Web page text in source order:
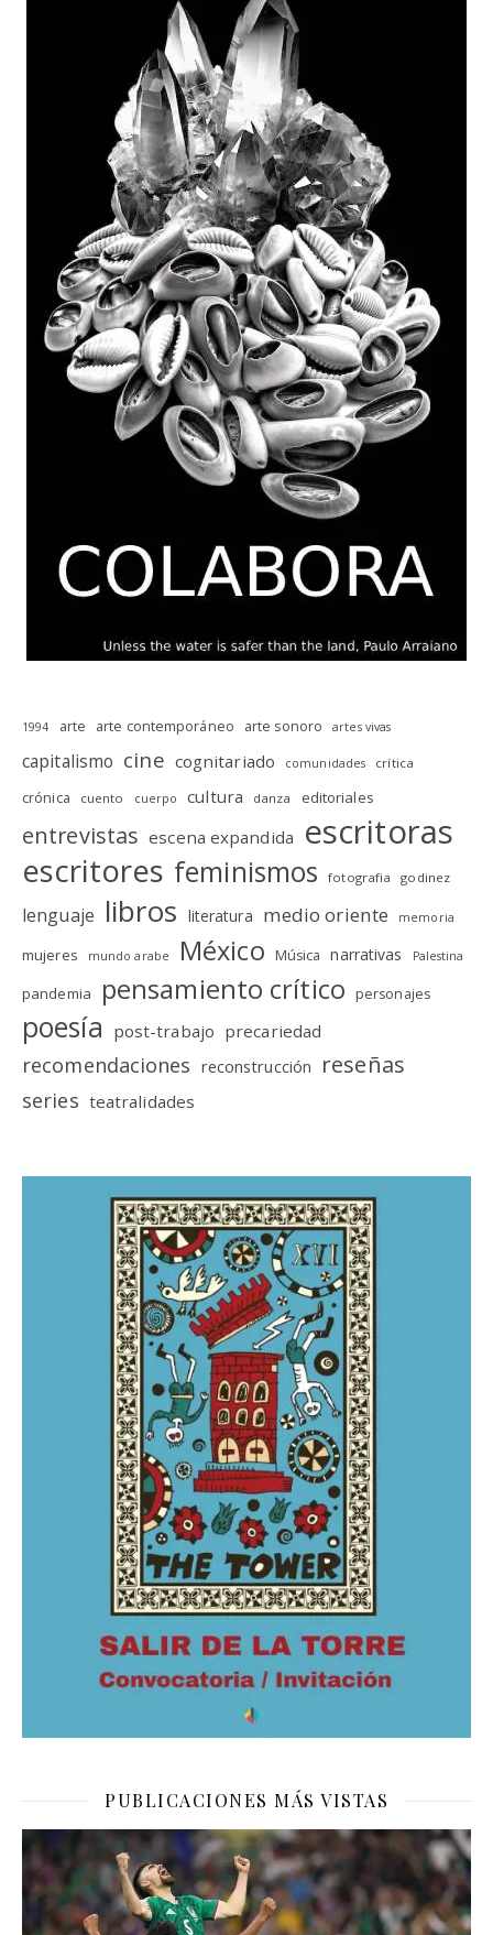
1994 arte arte contemporáneo arte sonoro artes vivas
capitalismo cine cognitariado comunidades crítica
crónica cuento cuerpo cultura danza editoriales
entrevistas escena expandida escritoras
escritores feminismos fotografia godinez
lenguaje libros literatura medio oriente memoria
mujeres mundo arabe México Música narrativas Palestina
pandemia pensamiento crítico personajes
poesía post-trabajo precariedad
recomendaciones reconstrucción reseñas
series teatralidades
PUBLICACIONES MÁS VISTAS